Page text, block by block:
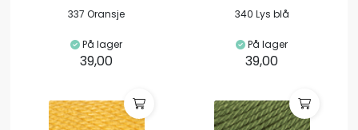
337 Oransje
På lager
39,00
340 Lys blå
På lager
39,00